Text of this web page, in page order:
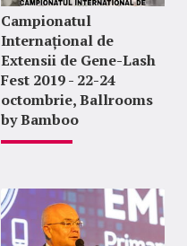
Campionatul
Internațional de
Extensii de Gene-Lash
Fest 2019 - 22-24
octombrie, Ballrooms
by Bamboo